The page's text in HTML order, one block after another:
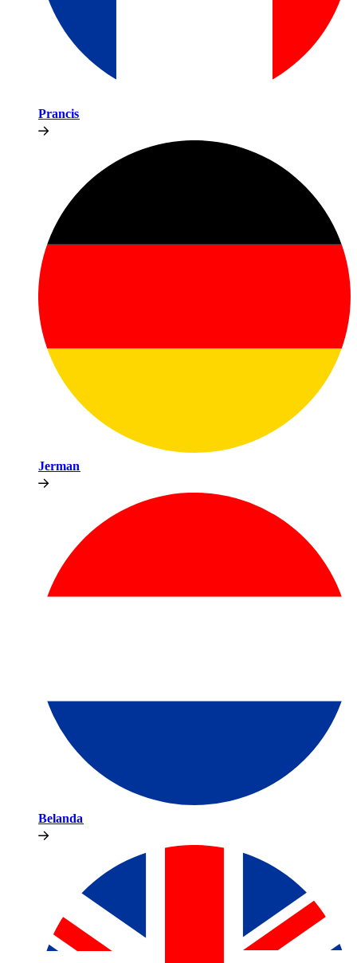
Prancis​​
Jerman​​
Belanda​​